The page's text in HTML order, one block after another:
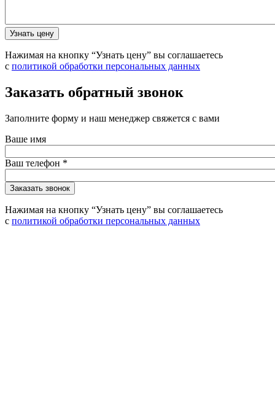
Нажимая на кнопку “Узнать цену” вы соглашаетесь
с политикой обработки персональных данных
Заказать обратный звонок
Заполните форму и наш менеджер свяжется с вами
Ваше имя
Ваш телефон *
Нажимая на кнопку “Узнать цену” вы соглашаетесь
с политикой обработки персональных данных